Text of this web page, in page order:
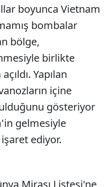
boyunca Vietnam
bombalar
bölge,
birlikte
Yapılan
içine
gösteriyor
gelmesiyle
ediyor.
Mirası Listesi'ne